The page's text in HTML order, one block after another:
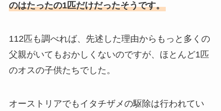
のはたったの1匹だけだったそうです。
112匹も調べれば、先述した理由からもっと多くの
父親がいてもおかしくないのですが、ほとんど1匹
のオスの子供たちでした。
オーストリアでもイタチザメの駆除は行われてい